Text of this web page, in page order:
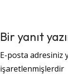
Bir yanıt
E-posta adresiniz
işaretlenmişlerdir